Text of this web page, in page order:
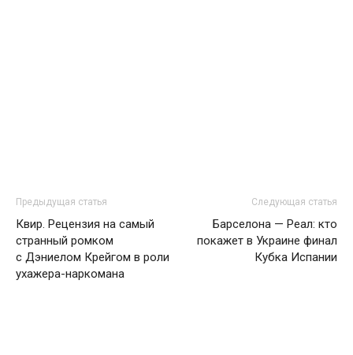
Предыдущая статья
Квир. Рецензия на самый
странный ромком
с Дэниелом Крейгом в роли
ухажера-наркомана
Следующая статья
Барселона — Реал: кто
покажет в Украине финал
Кубка Испании